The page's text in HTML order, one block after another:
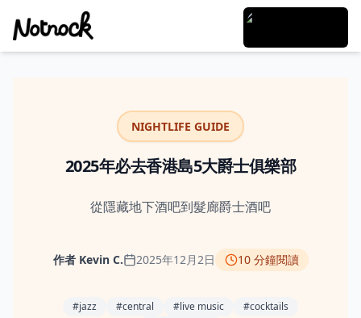
NIGHTLIFE GUIDE
2025年必去香港島5大爵士俱樂部
從隱藏地下酒吧到髮廊爵士酒吧
作者 Kevin C. 2025年12月2日 10 分鐘閱讀
#jazz #central #live music #cocktails